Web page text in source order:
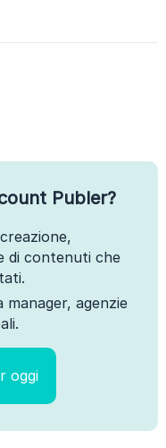
Publer?
di contenuti che
manager, agenzie
oggi